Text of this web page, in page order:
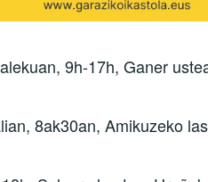
9h-17h, Ganer
8ak30an, Amikuzeko